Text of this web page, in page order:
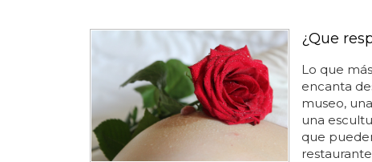
¿Que
Lo que
encanta
museo,
una
que